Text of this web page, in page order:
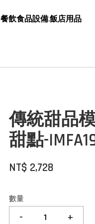
餐飲食品設備.飯店用品
傳統甜品
甜點-
NT$ 2,728
數量
- +